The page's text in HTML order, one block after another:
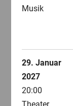
Musik
29. Januar
2027
20:00